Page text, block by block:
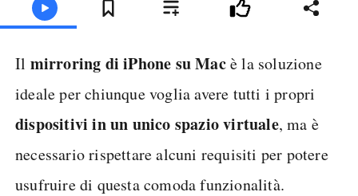
Il mirroring di iPhone su Macè la soluzione
ideale per chiunque voglia avere tutti i propri
dispositivi in un unico spazio virtuale, ma è
necessario rispettare alcuni requisiti per potere
usufruire di questa comoda funzionalità.